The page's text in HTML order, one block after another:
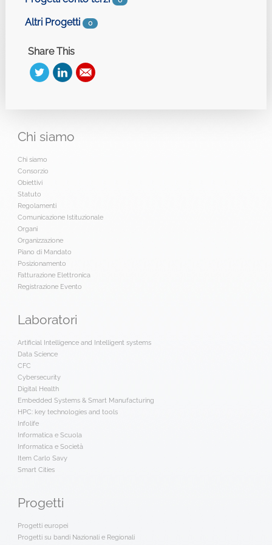
Altri Progetti 0
Share This
Chi siamo
Chi siamo
Consorzio
Obiettivi
Statuto
Regolamenti
Comunicazione Istituzionale
Organi
Organizzazione
Piano di Mandato
Posizionamento
Fatturazione Elettronica
Registrazione Evento
Laboratori
Artificial Intelligence and Intelligent systems
Data Science
CFC
Cybersecurity
Digital Health
Embedded Systems & Smart Manufacturing
HPC: key technologies and tools
Infolife
Informatica e Scuola
Informatica e Società
Item Carlo Savy
Smart Cities
Progetti
Progetti europei
Progetti su bandi Nazionali e Regionali